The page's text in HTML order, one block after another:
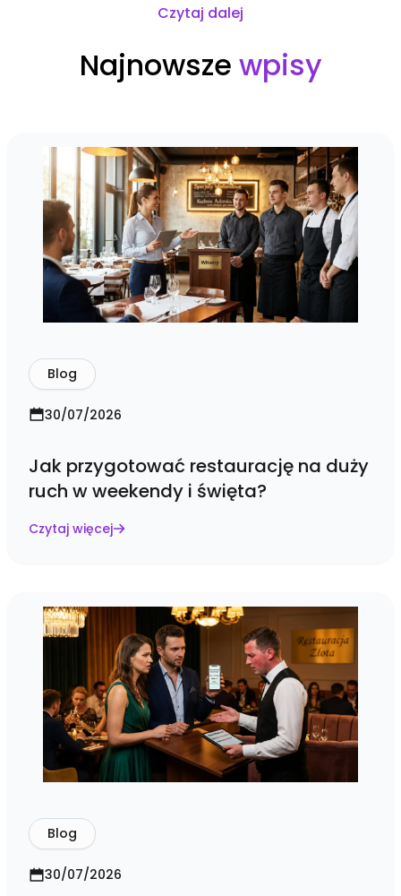
Czytaj dalej
Najnowsze wpisy
Blog
30/07/2026
Jak przygotować restaurację na duży
ruch w weekendy i święta?
Czytaj więcej
Blog
30/07/2026